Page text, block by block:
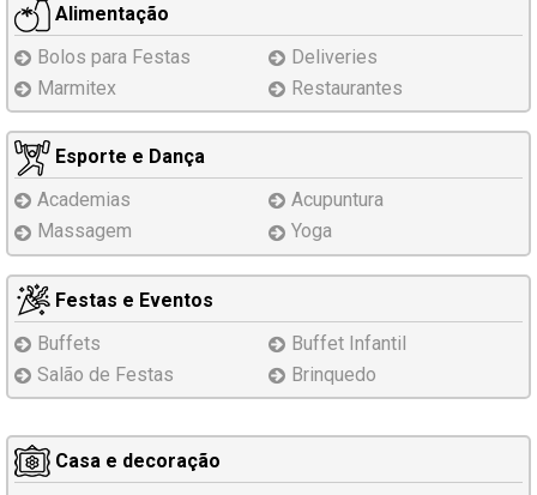
Alimentação
Bolos para Festas
Deliveries
Marmitex
Restaurantes
Esporte e Dança
Academias
Acupuntura
Massagem
Yoga
Festas e Eventos
Buffets
Buffet Infantil
Salão de Festas
Brinquedo
Casa e decoração